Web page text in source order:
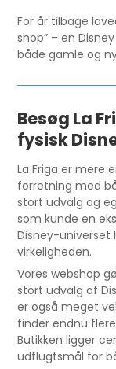
For år tilbage
shop” – en
både gamle og
Besøg La
fysisk
La Friga er mere
forretning med
stort udvalg og
som kunde en
Disney-
virkeligheden.
Vores webshop
stort udvalg af
er også meget
finder endnu
Butikken ligger
udflugtsmål for